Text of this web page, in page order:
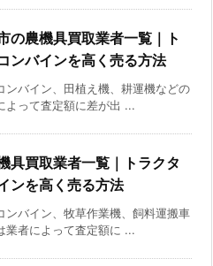
の農機具買取業者一覧｜ト
ンバインを高く売る方法
ンバイン、田植え機、耕運機などの
よって査定額に差が出 ...
具買取業者一覧｜トラクタ
ンを高く売る方法
ンバイン、牧草作業機、飼料運搬車
業者によって査定額に ...